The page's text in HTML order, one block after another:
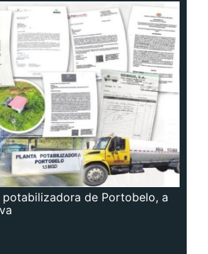
potabilizadora de Portobelo, a